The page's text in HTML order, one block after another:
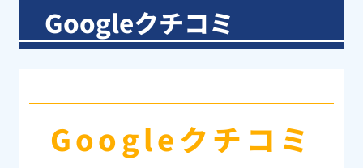
Googleクチコミ
Googleクチコミ